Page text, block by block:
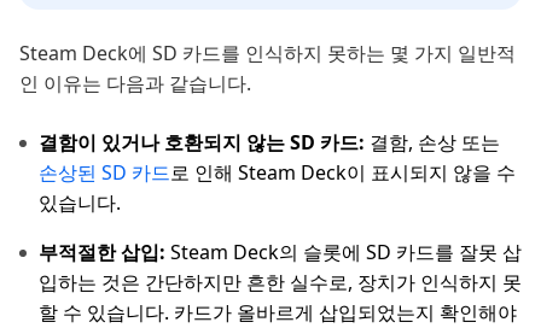
Steam Deck에 SD 카드를 인식하지 못하는 몇 가지 일반적
인 이유는 다음과 같습니다.
결함이 있거나 호환되지 않는 SD 카드: 결함, 손상 또는
손상된 SD 카드로 인해 Steam Deck이 표시되지 않을 수
있습니다.
부적절한 삽입: Steam Deck의 슬롯에 SD 카드를 잘못 삽
입하는 것은 간단하지만 흔한 실수로, 장치가 인식하지 못
할 수 있습니다. 카드가 올바르게 삽입되었는지 확인해야